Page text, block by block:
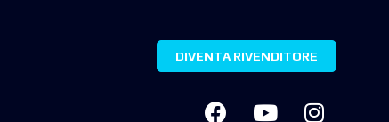
DIVENTA RIVENDITORE